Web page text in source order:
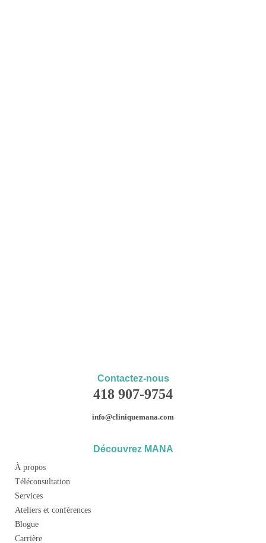
Contactez-nous
418 907-9754
info@cliniquemana.com
Découvrez MANA
À propos
Téléconsultation
Services
Ateliers et conférences
Blogue
Carrière